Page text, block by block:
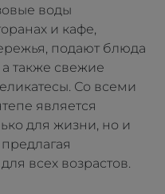
воды
и кафе,
подают блюда
также свежие
Со всеми
является
для жизни, но и
всех возрастов.